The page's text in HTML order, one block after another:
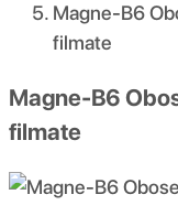
Magne-B6
filmate
Magne-B6
filmate